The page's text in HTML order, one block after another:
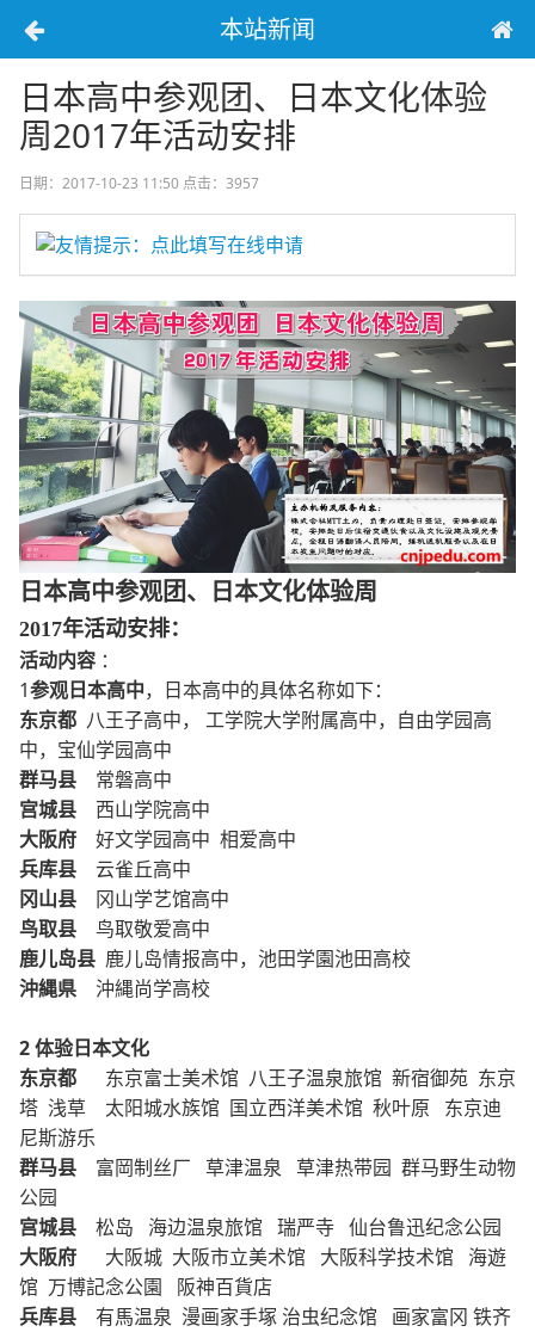
本站新闻
日本高中参观团、日本文化体验
周2017年活动安排
日期：2017-10-23 11:50 点击：3957
友情提示：点此填写在线申请
日本高中参观团、日本文化体验周
2017年活动安排：
活动内容 ：
1参观日本高中，日本高中的具体名称如下：
东京都 八王子高中， 工学院大学附属高中，自由学园高
中，宝仙学园高中
群马县 常磐高中
宫城县 西山学院高中
大阪府
好文学园高中 相爱高中
兵库县 云雀丘高中
冈山县 冈山学艺馆高中
鸟取县 鸟取敬爱高中
鹿儿岛县 鹿儿岛情报高中，池田学園池田高校
沖縄県 沖縄尚学高校
2 体验日本文化
东京都
东京富士美术馆 八王子温泉旅馆 新宿御苑 东京
塔 浅草 太阳城水族馆 国立西洋美术馆 秋叶原 东京迪
尼斯游乐
群马县 富岡制丝厂 草津温泉 草津热带园 群马野生动物
公园
宫城县 松岛 海边温泉旅馆 瑞严寺 仙台鲁迅纪念公园
大阪府 大阪城 大阪市立美术馆 大阪科学技术馆 海遊
馆 万博記念公園 阪神百貨店
兵库县 有馬温泉 漫画家手塚 治虫纪念馆 画家富冈 铁齐